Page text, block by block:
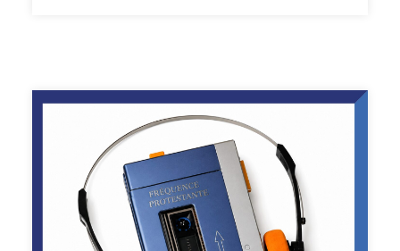
production douce qui contraste avec la dureté du propos